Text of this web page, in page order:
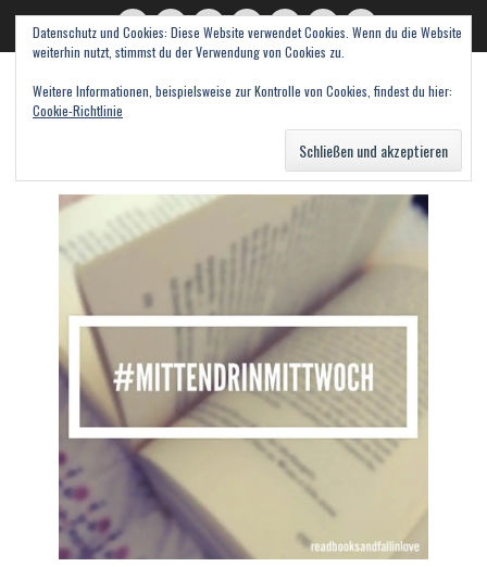
TwitterE-
Mail
Feed WordPress
PinterestInstagramWebseite
read books and fall in love
Datenschutz und Cookies: Diese Website verwendet Cookies. Wenn du die Website
weiterhin nutzt, stimmst du der Verwendung von Cookies zu.
Weitere Informationen, beispielsweise zur Kontrolle von Cookies, findest du hier:
Cookie-Richtlinie